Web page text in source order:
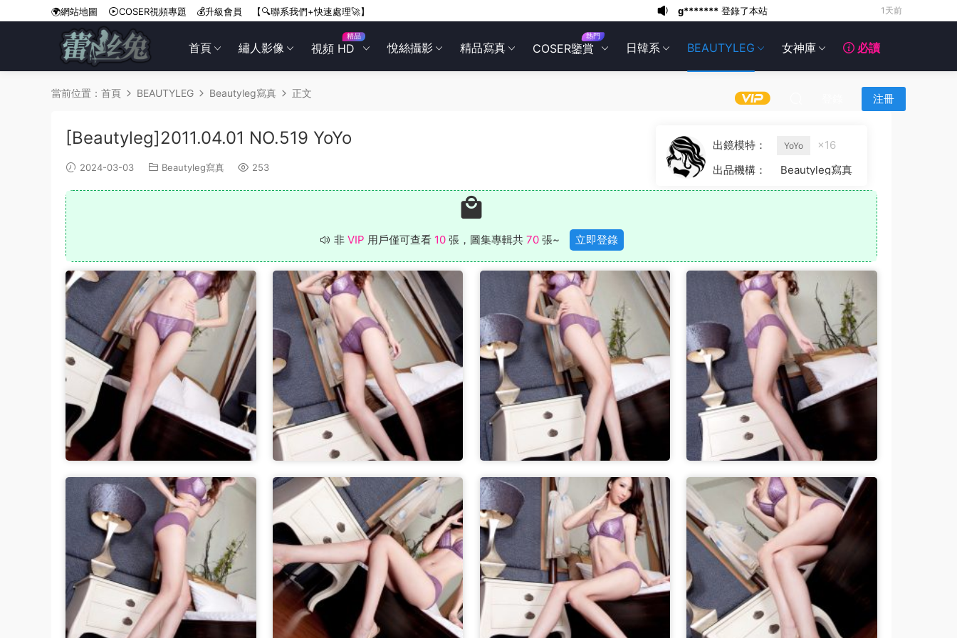
首頁 繡人影像 視頻 HD
精品
悅絲攝影 精品寫真 COSER鑒賞
熱門
日韓系 BEAUTYLEG 女神庫 必讀
注冊
🌍網站地圖 COSER視頻專題 💰升級會員 【🔍聯系我們+快速處理🚀】 g******* 登錄了本站 1天前
6*******
6******* 1天前
1天前
6*******
6*******
g*******
21小時前
當前位置： 首頁 BEAUTYLEG Beautyleg寫真 正文
[Beautyleg]2011.04.01 NO.519 YoYo
2024-03-03 Beautyleg寫真 253
出鏡模特： YoYo
×16
出品機構：
Beautyleg寫真
非 VIP 用戶僅可查看 10張，圖集專輯共 70張~ 立即登錄